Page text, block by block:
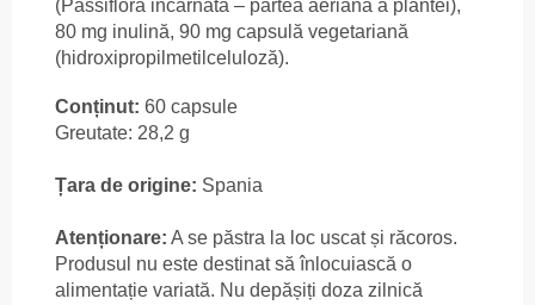
(Passiflora incarnata – partea aeriană a plantei),
80 mg inulină, 90 mg capsulă vegetariană
(hidroxipropilmetilceluloză).
Conținut: 60 capsule
Greutate: 28,2 g
Țara de origine: Spania
Atenționare: A se păstra la loc uscat și răcoros.
Produsul nu este destinat să înlocuiască o
alimentație variată. Nu depășiți doza zilnică